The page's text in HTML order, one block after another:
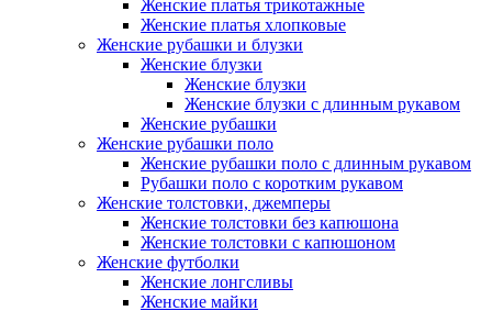
Женские платья трикотажные
Женские платья хлопковые
Женские рубашки и блузки
Женские блузки
Женские блузки
Женские блузки с длинным рукавом
Женские рубашки
Женские рубашки поло
Женские рубашки поло с длинным рукавом
Рубашки поло с коротким рукавом
Женские толстовки, джемперы
Женские толстовки без капюшона
Женские толстовки с капюшоном
Женские футболки
Женские лонгсливы
Женские майки